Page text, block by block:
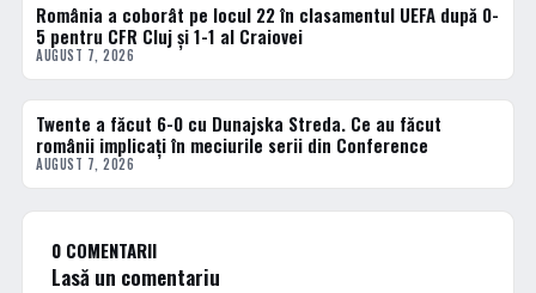
FOTBAL EXTERN
România a coborât pe locul 22 în clasamentul UEFA după 0-
5 pentru CFR Cluj și 1-1 al Craiovei
AUGUST 7, 2026
FOTBAL EXTERN
Twente a făcut 6-0 cu Dunajska Streda. Ce au făcut
românii implicați în meciurile serii din Conference
AUGUST 7, 2026
0 COMENTARII
Lasă un comentariu